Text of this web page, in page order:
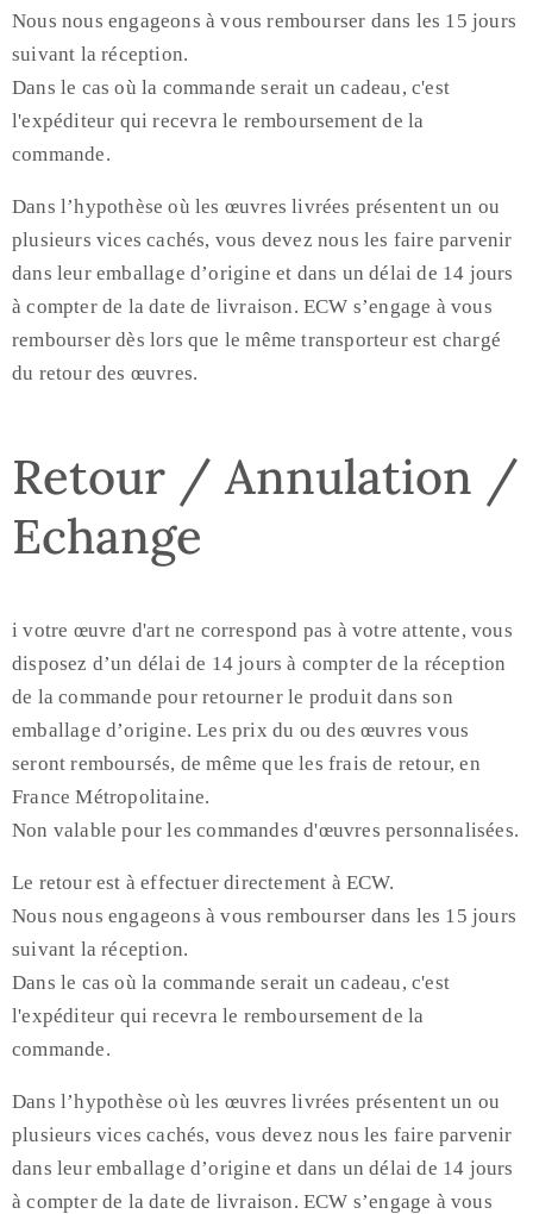
Nous nous engageons à vous rembourser dans les 15 jours
suivant la réception.
Dans le cas où la commande serait un cadeau, c'est
l'expéditeur qui recevra le remboursement de la
commande.
Dans l’hypothèse où les œuvres livrées présentent un ou
plusieurs vices cachés, vous devez nous les faire parvenir
dans leur emballage d’origine et dans un délai de 14 jours
à compter de la date de livraison. ECW s’engage à vous
rembourser dès lors que le même transporteur est chargé
du retour des œuvres.
Retour / Annulation /
Echange
i votre œuvre d'art ne correspond pas à votre attente, vous
disposez d’un délai de 14 jours à compter de la réception
de la commande pour retourner le produit dans son
emballage d’origine. Les prix du ou des œuvres vous
seront remboursés, de même que les frais de retour, en
France Métropolitaine.
Non valable pour les commandes d'œuvres personnalisées.
Le retour est à effectuer directement à ECW.
Nous nous engageons à vous rembourser dans les 15 jours
suivant la réception.
Dans le cas où la commande serait un cadeau, c'est
l'expéditeur qui recevra le remboursement de la
commande.
Dans l’hypothèse où les œuvres livrées présentent un ou
plusieurs vices cachés, vous devez nous les faire parvenir
dans leur emballage d’origine et dans un délai de 14 jours
à compter de la date de livraison. ECW s’engage à vous